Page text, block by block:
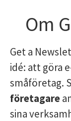
Om
Get a
idé: att göra
småföretag.
företagare
sina